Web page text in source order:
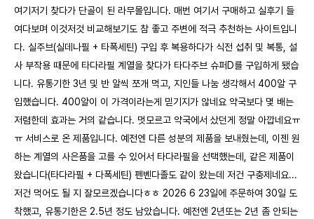
여기저기 찾다가 단골이 된 라무몰입니다. 매번 여기서 구매하고 실후기 들
여다보며 이것저것 비교해보기도 참 좋고 주변에 적극 추천하는 사이트입니
다. 실주브(실데나필 + 타폭세틴) 구입 후 복용하다가 식전 섭취 및 복통, 설
사 부작용 때문에 타다라필 계열을 찾다가 타다주브 슈퍼D를 구입하게 됐습
니다. 유통기한 3년 및 반 알씩 쪼개 먹고, 지인들 나눔 생각해서 400알 구
입했습니다. 400알이 이 가격이라는게 믿기지가 않네요 약국보다 몇 배는
저렴한데 효과는 거의 같습니다. 멋모르고 약국에서 샀던게 정말 아깝네요ㅠ
ㅠ 서비스로 온 제품입니다. 예전엔 다른 성분의 제품을 보내줬는데, 이젠 원
하는 계열의 사은품을 고를 수 있어서 타다라필을 선택했는데, 같은 제품이
왔습니다(타다라필 + 다폭세틴) 펜벤다졸도 같이 왔는데 저건 구충제네요...
저건 먹어도 될 지 잘모르겠습니다ㅎㅎ 2026 6 23일에 주문하여 30일 도
착했고, 유통기한은 2.5년 정도 남았습니다. 예전엔 2년또는 2년 좀 안되는